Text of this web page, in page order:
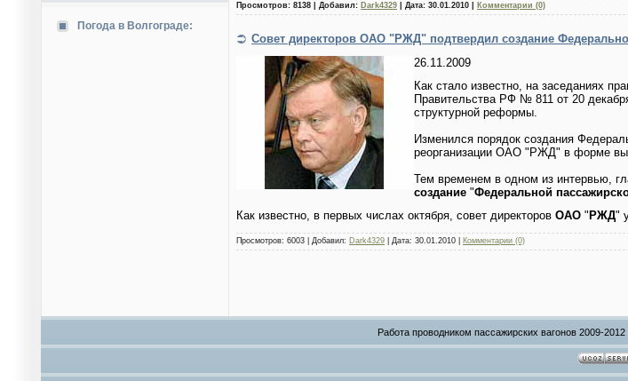
Погода в Волгограде:
Просмотров: 8138 | Добавил: Dark4329 | Дата: 30.01.2010 Комментарии (0)
Совет директоров ОАО "РЖД" подтвердил создание
26.11.2009
Как стало известно, на заседаниях
Правительства РФ № 811 от 20
структурной реформы.
Изменился порядок создания
реорганизации ОАО "РЖД" в форме
Тем временем в одном из интервью,
создание "Федеральной
Как известно, в первых числах октября, совет директоров ОАО "РЖД"
Просмотров: 6003 | Добавил: Dark4329 | Дата: 30.01.2010 Комментарии (0)
Работа проводником пассажирских вагонов 2009-